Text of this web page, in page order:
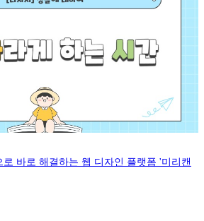
바로 해결하는 웹 디자인 플랫폼 '미리캔